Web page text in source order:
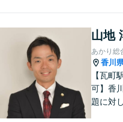
山地
あかり総
香川
【瓦町
可】香
題に対